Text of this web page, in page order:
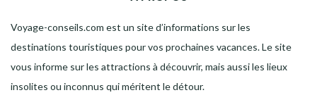
Voyage-conseils.com est un site d’informations sur les
destinations touristiques pour vos prochaines vacances. Le site
vous informe sur les attractions à découvrir, mais aussi les lieux
insolites ou inconnus qui méritent le détour.